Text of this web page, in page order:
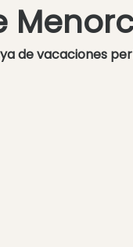
de vacaciones